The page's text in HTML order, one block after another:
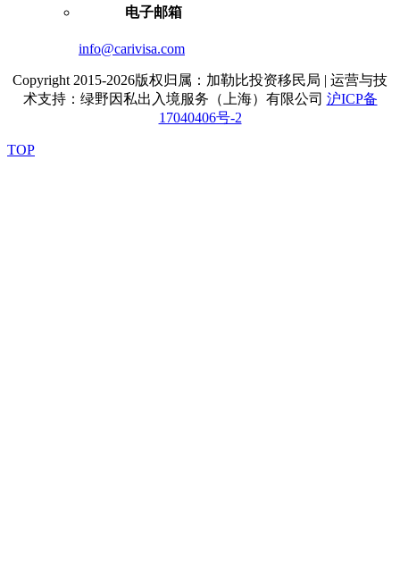
电子邮箱
info@carivisa.com
Copyright 2015-2026版权归属：加勒比投资移民局 | 运营与技
术支持：绿野因私出入境服务（上海）有限公司 沪ICP备
17040406号-2
TOP